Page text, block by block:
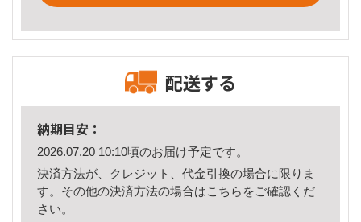
配送する
納期目安：
2026.07.20 10:10頃のお届け予定です。
決済方法が、クレジット、代金引換の場合に限りま
す。その他の決済方法の場合はこちら をご確認くだ
さい。